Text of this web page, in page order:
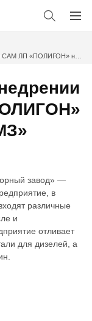
САМ ЛП «ПОЛИГОН» на
завод» —
в
различные
и
отливает
для дизелей, а